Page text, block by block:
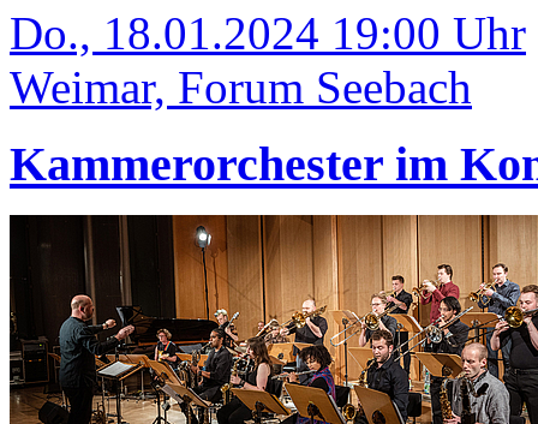
Do., 18.01.2024 19:00 Uhr
Weimar, Forum Seebach
Kammerorchester im